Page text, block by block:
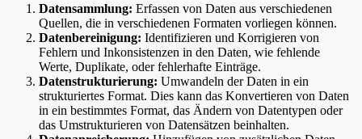
Datensammlung: Erfassen von Daten aus verschiedenen
Quellen, die in verschiedenen Formaten vorliegen können.
Datenbereinigung: Identifizieren und Korrigieren von
Fehlern und Inkonsistenzen in den Daten, wie fehlende
Werte, Duplikate, oder fehlerhafte Einträge.
Datenstrukturierung: Umwandeln der Daten in ein
strukturiertes Format. Dies kann das Konvertieren von Daten
in ein bestimmtes Format, das Ändern von Datentypen oder
das Umstrukturieren von Datensätzen beinhalten.